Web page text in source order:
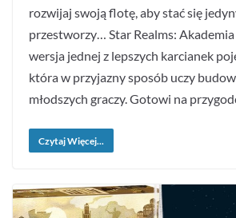
rozwijaj swoją flotę, aby stać się
przestworzy… Star Realms:
wersja jednej z lepszych karcianek
która w przyjazny sposób uczy
młodszych graczy. Gotowi na
Czytaj Więcej...